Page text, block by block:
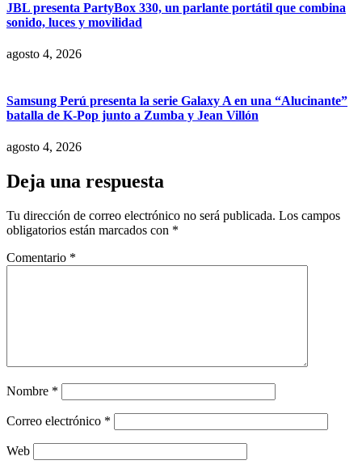
JBL presenta PartyBox 330, un parlante portátil que combina
sonido, luces y movilidad
agosto 4, 2026
Samsung Perú presenta la serie Galaxy A en una “Alucinante”
batalla de K-Pop junto a Zumba y Jean Villón
agosto 4, 2026
Deja una respuesta
Tu dirección de correo electrónico no será publicada. Los campos
obligatorios están marcados con *
Comentario *
Nombre *
Correo electrónico *
Web